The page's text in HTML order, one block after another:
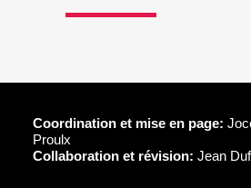
Coordination et mise en page:
Proulx
Collaboration et révision: Jean